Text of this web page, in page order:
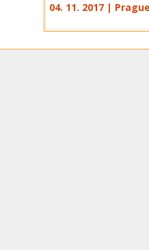
04. 11. 2017 |